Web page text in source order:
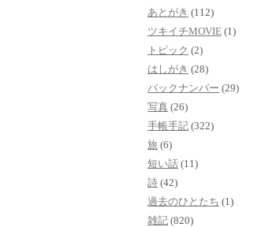
あとがき (112)
ツキイチMOVIE (1)
トピック (2)
はしがき (28)
バックナンバー (29)
写真 (26)
手帳手記 (322)
旅 (6)
短い話 (11)
詩 (42)
過去のひとたち (1)
雑記 (820)